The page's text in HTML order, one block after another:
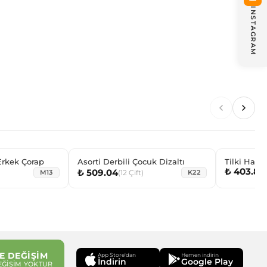
Çorap
M13
Asorti Derbili Çocuk Dizaltı
₺ 509.04(12 Çift) K22
Tilki
₺ 403.80
DEĞİŞİM
YOKTUR
App Store'dan
İndirin
Hemen indirin
Google Play
INSTAGRAM